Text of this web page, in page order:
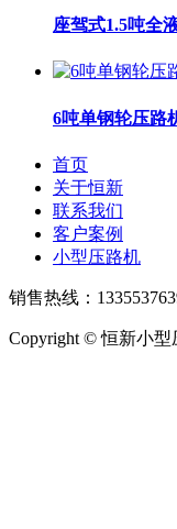
座驾式1.5吨全
6吨单钢轮压路
首页
关于恒新
联系我们
客户案例
小型压路机
销售热线：
Copyright © 恒新小型